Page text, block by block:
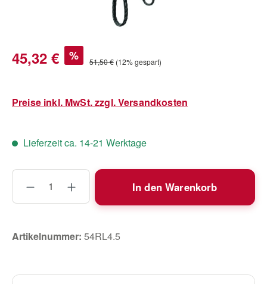
Verkaufspreis:
45,32 € % Regulärer Preis:
51,50 € (12% gespart)
Preise inkl. MwSt. zzgl. Versandkosten
Lieferzeit ca. 14-21 Werktage
Produkt Anzahl: Gib den gewünschten
In den Warenkorb
Artikelnummer: 54RL4.5